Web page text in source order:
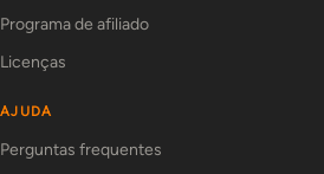
Programa de afiliado
Licenças
AJUDA
Perguntas frequentes